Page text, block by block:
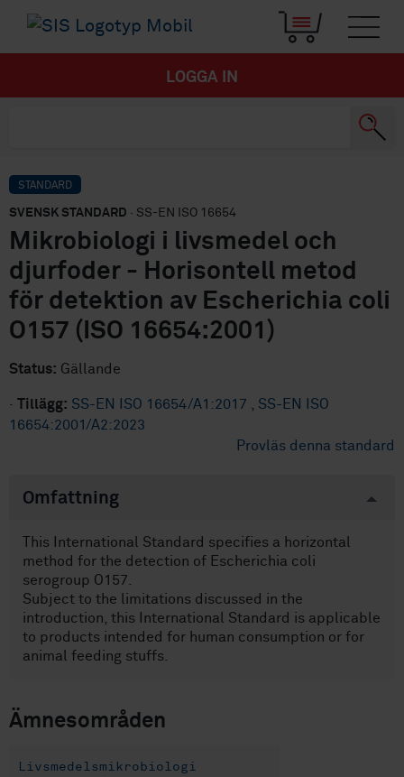
LOGGA IN
STANDARD
SVENSK STANDARD · SS-EN ISO 16654
Mikrobiologi i livsmedel och
djurfoder - Horisontell metod
för detektion av Escherichia coli
O157 (ISO 16654:2001)
Status: Gällande
· Tillägg: SS-EN ISO 16654/A1:2017 , SS-EN ISO
16654:2001/A2:2023
Provläs denna standard
Omfattning
This International Standard specifies a horizontal
method for the detection of Escherichia coli
serogroup O157.
Subject to the limitations discussed in the
introduction, this International Standard is applicable
to products intended for human consumption or for
animal feeding stuffs.
Ämnesområden
Livsmedelsmikrobiologi